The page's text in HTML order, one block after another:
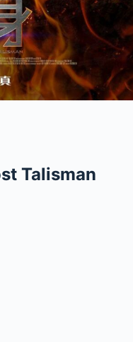
Talisman